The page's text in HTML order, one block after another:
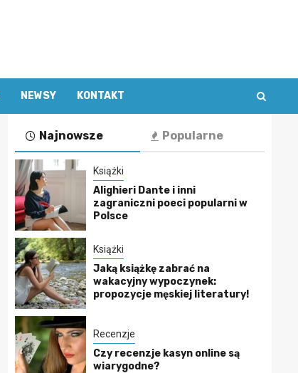
NEWSY KONTAKT
Najnowsze Popularne
Książki
Alighieri Dante i inni
zagraniczni poeci popularni w
Polsce
Książki
Jaką książkę zabrać na
wakacyjny wypoczynek:
propozycje męskiej literatury!
Recenzje
Czy recenzje kasyn online są
wiarygodne?